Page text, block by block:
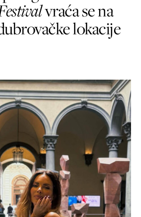
vraća se na
lokacije